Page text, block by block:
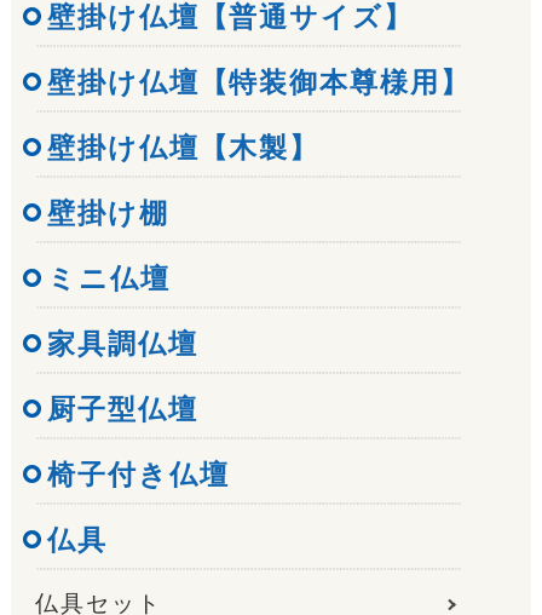
壁掛け仏壇【普通サイズ】
壁掛け仏壇【特装御本尊様用】
壁掛け仏壇【木製】
壁掛け棚
ミニ仏壇
家具調仏壇
厨子型仏壇
椅子付き仏壇
仏具
仏具セット